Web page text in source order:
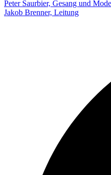
Peter Saurbier, Gesang und
Jakob Brenner, Leitung